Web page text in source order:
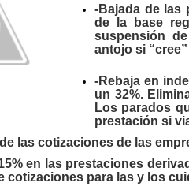
-Bajada de las
de la base
suspensión
antojo si
-Rebaja en
un 32%.
Los parados
prestación si
las cotizaciones de las
en las prestaciones
cotizaciones para las y los